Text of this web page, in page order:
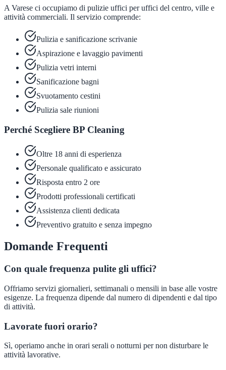
A Varese ci occupiamo di pulizie uffici per uffici del centro, ville e
attività commerciali. Il servizio comprende:
Pulizia e sanificazione scrivanie
Aspirazione e lavaggio pavimenti
Pulizia vetri interni
Sanificazione bagni
Svuotamento cestini
Pulizia sale riunioni
Perché Scegliere BP Cleaning
Oltre 18 anni di esperienza
Personale qualificato e assicurato
Risposta entro 2 ore
Prodotti professionali certificati
Assistenza clienti dedicata
Preventivo gratuito e senza impegno
Domande Frequenti
Con quale frequenza pulite gli uffici?
Offriamo servizi giornalieri, settimanali o mensili in base alle vostre
esigenze. La frequenza dipende dal numero di dipendenti e dal tipo
di attività.
Lavorate fuori orario?
Sì, operiamo anche in orari serali o notturni per non disturbare le
attività lavorative.